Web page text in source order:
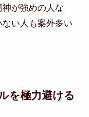
が強めの人な
い人も案外多い
を極力避ける